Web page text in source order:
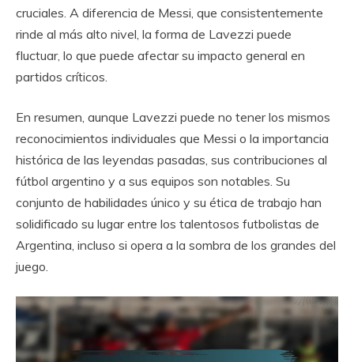
cruciales. A diferencia de Messi, que consistentemente
rinde al más alto nivel, la forma de Lavezzi puede
fluctuar, lo que puede afectar su impacto general en
partidos críticos.
En resumen, aunque Lavezzi puede no tener los mismos
reconocimientos individuales que Messi o la importancia
histórica de las leyendas pasadas, sus contribuciones al
fútbol argentino y a sus equipos son notables. Su
conjunto de habilidades único y su ética de trabajo han
solidificado su lugar entre los talentosos futbolistas de
Argentina, incluso si opera a la sombra de los grandes del
juego.